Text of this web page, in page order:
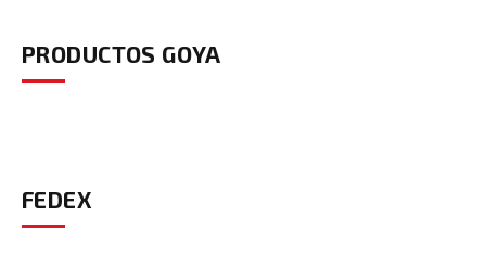
PRODUCTOS GOYA
FEDEX